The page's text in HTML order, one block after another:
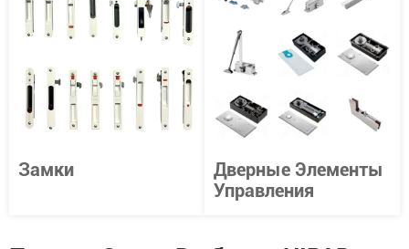
Замки
Дверные Элементы
Управления